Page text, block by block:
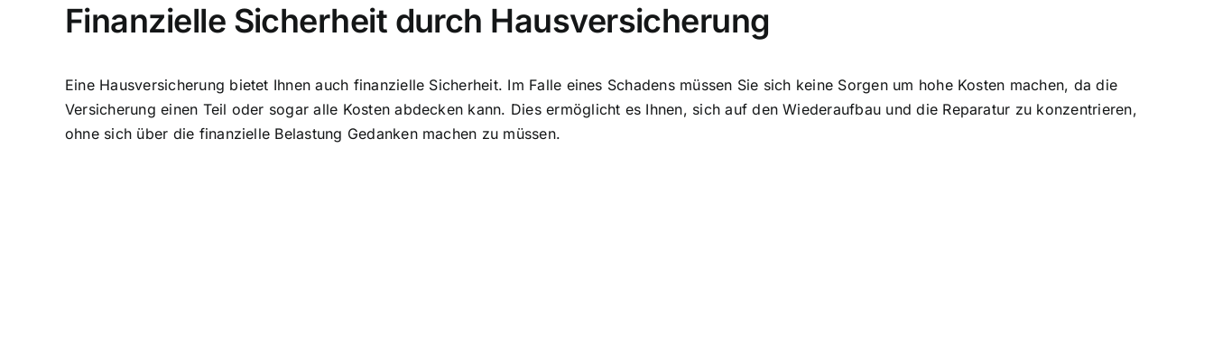
Finanzielle Sicherheit durch Hausversicherung
Eine Hausversicherung bietet Ihnen auch finanzielle Sicherheit. Im Falle eines Schadens müssen Sie sich keine Sorgen um hohe Kosten machen, da die
Versicherung einen Teil oder sogar alle Kosten abdecken kann. Dies ermöglicht es Ihnen, sich auf den Wiederaufbau und die Reparatur zu konzentrieren,
ohne sich über die finanzielle Belastung Gedanken machen zu müssen.